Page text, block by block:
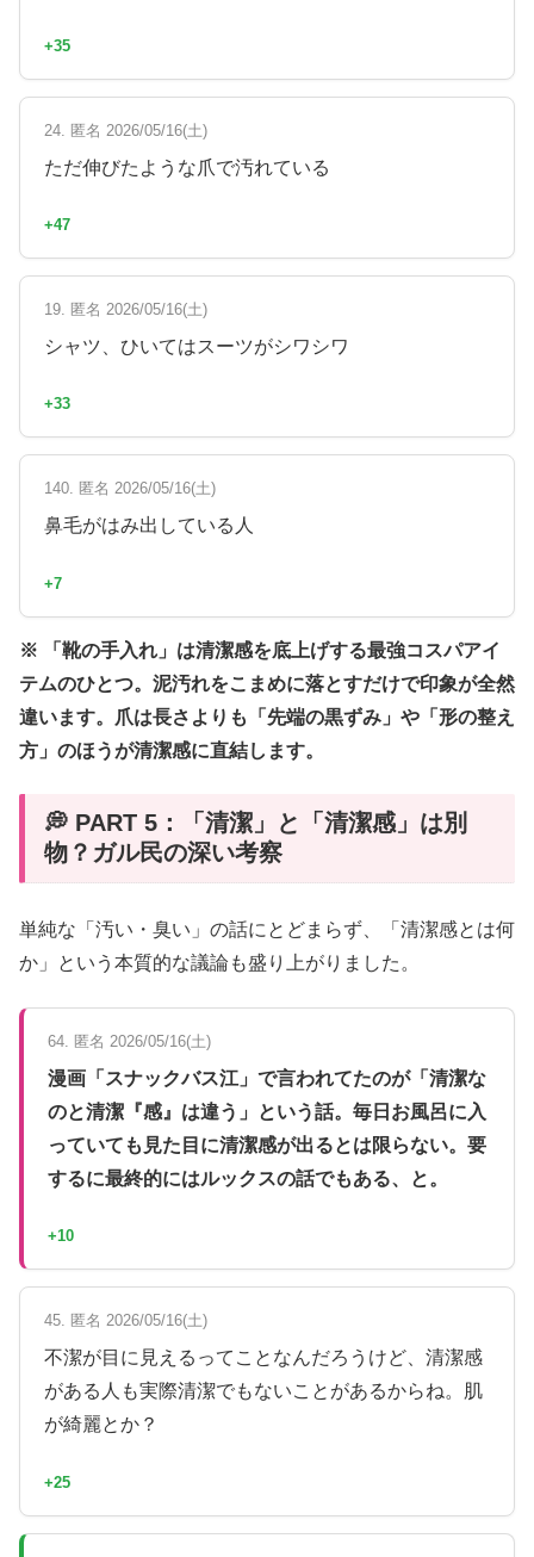
+35
24. 匿名 2026/05/16(土)
ただ伸びたような爪で汚れている
+47
19. 匿名 2026/05/16(土)
シャツ、ひいてはスーツがシワシワ
+33
140. 匿名 2026/05/16(土)
鼻毛がはみ出している人
+7
※ 「靴の手入れ」は清潔感を底上げする最強コスパアイ
テムのひとつ。泥汚れをこまめに落とすだけで印象が全然
違います。爪は長さよりも「先端の黒ずみ」や「形の整え
方」のほうが清潔感に直結します。
💭 PART 5：「清潔」と「清潔感」は別
物？ガル民の深い考察
単純な「汚い・臭い」の話にとどまらず、「清潔感とは何
か」という本質的な議論も盛り上がりました。
64. 匿名 2026/05/16(土)
漫画「スナックバス江」で言われてたのが「清潔な
のと清潔『感』は違う」という話。毎日お風呂に入
っていても見た目に清潔感が出るとは限らない。要
するに最終的にはルックスの話でもある、と。
+10
45. 匿名 2026/05/16(土)
不潔が目に見えるってことなんだろうけど、清潔感
がある人も実際清潔でもないことがあるからね。肌
が綺麗とか？
+25